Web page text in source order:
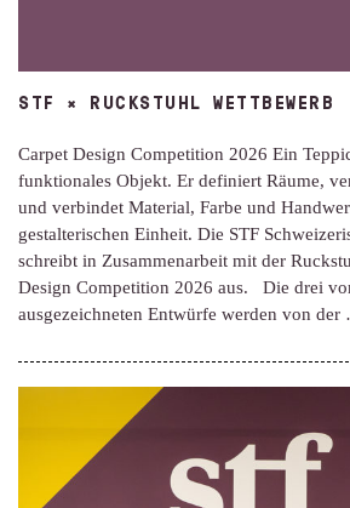
STF × RUCKSTUHL WETTBEWERB
Carpet Design Competition 2026 Ein
funktionales Objekt. Er definiert Räume,
und verbindet Material, Farbe und
gestalterischen Einheit. Die STF
schreibt in Zusammenarbeit mit der
Design Competition 2026 aus. Die drei
ausgezeichneten Entwürfe werden von